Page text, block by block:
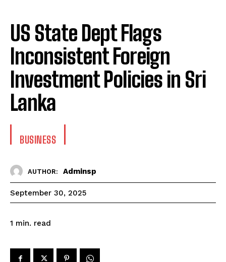
US State Dept Flags
Inconsistent Foreign
Investment Policies in Sri
Lanka
BUSINESS
AUTHOR: Adminsp
September 30, 2025
1 min. read